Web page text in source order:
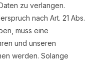
zu verlangen.
nach Art. 21 Abs.
muss eine
und unseren
werden. Solange